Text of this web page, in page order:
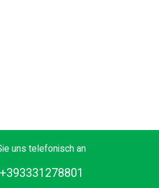
uns telefonisch an
+393331278801